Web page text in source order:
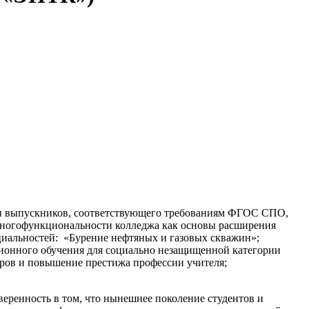
выпускников, соответствующего требованиям ФГОС СПО,
колледжа как основы расширения
«Бурение нефтяных и газовых скважин»;
обучения для социально незащищенной категории
и повышение престижа профессии учителя;
в том, что нынешнее поколение студентов и